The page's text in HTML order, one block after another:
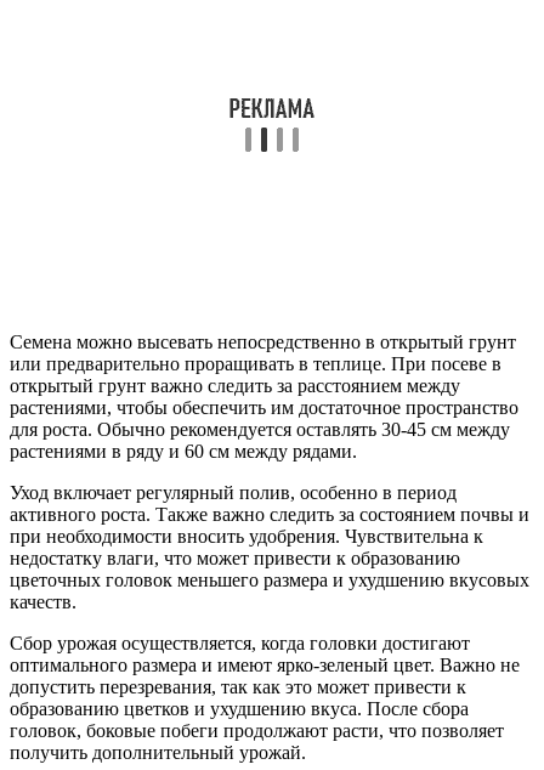
Семена можно высевать непосредственно в открытый грунт
или предварительно проращивать в теплице. При посеве в
открытый грунт важно следить за расстоянием между
растениями, чтобы обеспечить им достаточное пространство
для роста. Обычно рекомендуется оставлять 30-45 см между
растениями в ряду и 60 см между рядами.
Уход включает регулярный полив, особенно в период
активного роста. Также важно следить за состоянием почвы и
при необходимости вносить удобрения. Чувствительна к
недостатку влаги, что может привести к образованию
цветочных головок меньшего размера и ухудшению вкусовых
качеств.
Сбор урожая осуществляется, когда головки достигают
оптимального размера и имеют ярко-зеленый цвет. Важно не
допустить перезревания, так как это может привести к
образованию цветков и ухудшению вкуса. После сбора
головок, боковые побеги продолжают расти, что позволяет
получить дополнительный урожай.